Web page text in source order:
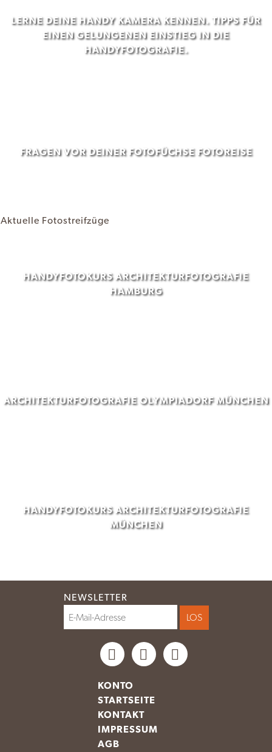
LERNE DEINE HANDY KAMERA KENNEN. TIPPS FÜR
EINEN GELUNGENEN EINSTIEG IN DIE
HANDYFOTOGRAFIE.
FRAGEN VOR DEINER FOTOFÜCHSE FOTOREISE
Aktuelle Fotostreifzüge
HANDYFOTOKURS ARCHITEKTURFOTOGRAFIE
HAMBURG
ARCHITEKTURFOTOGRAFIE OLYMPIADORF MÜNCHEN
HANDYFOTOKURS ARCHITEKTURFOTOGRAFIE
MÜNCHEN
NEWSLETTER
KONTO
STARTSEITE
KONTAKT
IMPRESSUM
AGB